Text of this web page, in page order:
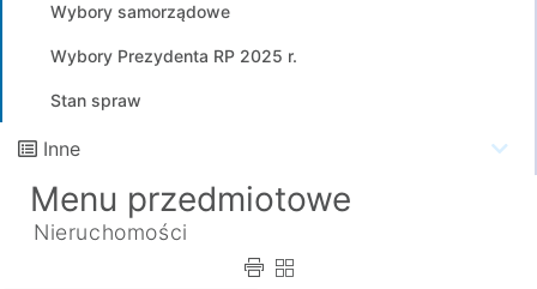
Wybory samorządowe
Wybory Prezydenta RP 2025 r.
Stan spraw
Inne
Menu przedmiotowe
Nieruchomości